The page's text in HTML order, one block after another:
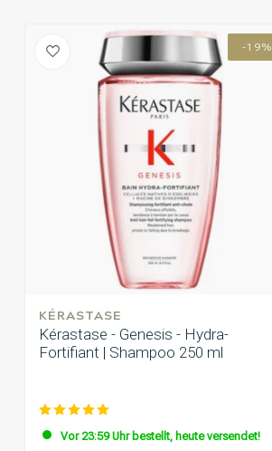
-19%
KÉRASTASE
Kérastase - Genesis - Hydra-
Fortifiant | Shampoo 250 ml
Vor 23:59 Uhr bestellt, heute versendet!